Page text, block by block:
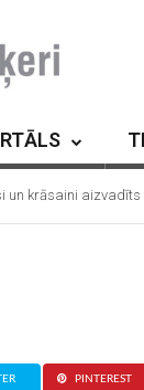
un krāsaini
PINTEREST